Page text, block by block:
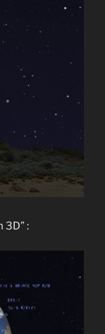
3D” :